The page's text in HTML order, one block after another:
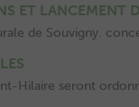
ET LANCEMENT
de Souvigny.
Hilaire seront